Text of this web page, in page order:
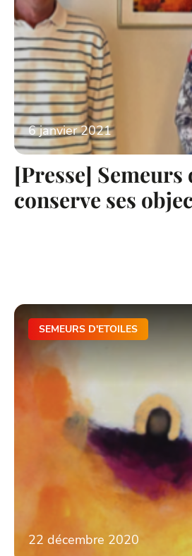
6 janvier 2021
[Presse] Semeurs
conserve ses
SEMEURS D'ETOILES
22 décembre 2020